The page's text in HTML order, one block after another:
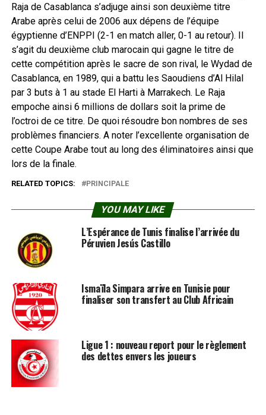
Raja de Casablanca s’adjuge ainsi son deuxième titre
Arabe après celui de 2006 aux dépens de l’équipe
égyptienne d’ENPPI (2-1 en match aller, 0-1 au retour). Il
s’agit du deuxième club marocain qui gagne le titre de
cette compétition après le sacre de son rival, le Wydad de
Casablanca, en 1989, qui a battu les Saoudiens d’Al Hilal
par 3 buts à 1 au stade El Harti à Marrakech. Le Raja
empoche ainsi 6 millions de dollars soit la prime de
l’octroi de ce titre. De quoi résoudre bon nombres de ses
problèmes financiers. A noter l’excellente organisation de
cette Coupe Arabe tout au long des éliminatoires ainsi que
lors de la finale.
RELATED TOPICS: PRINCIPALE
YOU MAY LIKE
L’Espérance de Tunis finalise l’arrivée du
Péruvien Jesús Castillo
Ismaïla Simpara arrive en Tunisie pour
finaliser son transfert au Club Africain
Ligue 1 : nouveau report pour le règlement
des dettes envers les joueurs